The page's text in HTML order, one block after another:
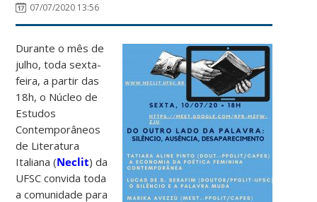
07/07/2020 13:56
Durante o mês de
julho, toda sexta-
feira, a partir das
18h, o Núcleo de
Estudos
Contemporâneos
de Literatura
Italiana (Neclit) da
UFSC convida toda
a comunidade para